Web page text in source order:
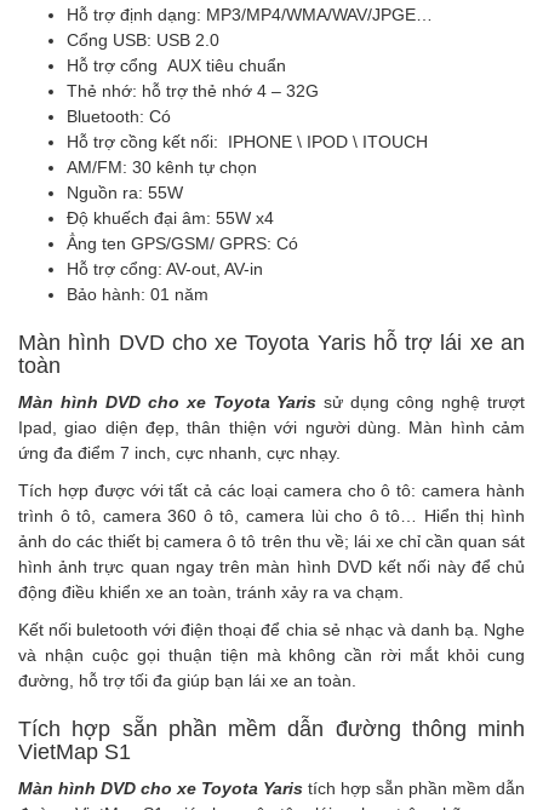
Hỗ trợ định dạng: MP3/MP4/WMA/WAV/JPGE…
Cổng USB: USB 2.0
Hỗ trợ cổng AUX tiêu chuẩn
Thẻ nhớ: hỗ trợ thẻ nhớ 4 – 32G
Bluetooth: Có
Hỗ trợ cồng kết nối: IPHONE \ IPOD \ ITOUCH
AM/FM: 30 kênh tự chọn
Nguồn ra: 55W
Độ khuếch đại âm: 55W x4
Ẳng ten GPS/GSM/ GPRS: Có
Hỗ trợ cổng: AV-out, AV-in
Bảo hành: 01 năm
Màn hình DVD cho xe Toyota Yaris hỗ trợ lái xe an
toàn
Màn hình DVD cho xe Toyota Yaris sử dụng công nghệ trượt
Ipad, giao diện đẹp, thân thiện với người dùng. Màn hình cảm
ứng đa điểm 7 inch, cực nhanh, cực nhạy.
Tích hợp được với tất cả các loại camera cho ô tô:camera hành
trình ô tô
camera 360 ô tô camera lùi cho ô tô … Hiển thị hình
ảnh do các thiết bịcamera ô tô trên thu về; lái xe chỉ cần quan sát
hình ảnh trực quan ngay trên màn hình DVD kết nối này để chủ
động điều khiển xe an toàn, tránh xảy ra va chạm.
Kết nối buletooth với điện thoại để chia sẻ nhạc và danh bạ. Nghe
và nhận cuộc gọi thuận tiện mà không cần rời mắt khỏi cung
đường, hỗ trợ tối đa giúp bạn lái xe an toàn.
Tích hợp sẵn phần mềm dẫn đường thông minh
VietMap S1
Màn hình DVD cho xe Toyota Yaris tích hợp sẵn phần mềm dẫn